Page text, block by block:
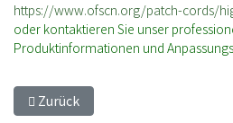
https://www.ofscn.org/patch-cords/
oder kontaktieren Sie unser
Produktinformationen und
Vorheriger Beitrag: 【Industrial
Zurück